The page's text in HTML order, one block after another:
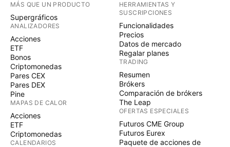
MÁS QUE UN PRODUCTO
Supergráficos
ANALIZADORES
Acciones
ETF
Bonos
Criptomonedas
Pares CEX
Pares DEX
Pine
MAPAS DE CALOR
Acciones
ETF
Criptomonedas
CALENDARIOS
HERRAMIENTAS Y
SUSCRIPCIONES
Funcionalidades
Precios
Datos de mercado
Regalar planes
TRADING
Resumen
Brókers
Comparación de brókers
The Leap
OFERTAS ESPECIALES
Futuros CME Group
Futuros Eurex
Paquete de acciones de